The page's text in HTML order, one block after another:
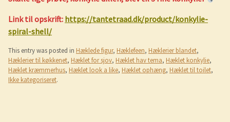
Link til opskrift: https://tantetraad.dk/product/konkylie-
spiral-shell/
This entry was posted in Hæklede figur, Hæklefeen, Hæklerier blandet,
Hæklerier til køkkenet, Hæklet for sjov, Hæklet hav tema, Hæklet konkylie,
Hæklet kræmmerhus, Hæklet look a like, Hæklet ophæng, Hæklet til toilet,
Ikke kategoriseret.